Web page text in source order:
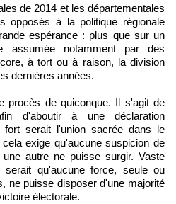
de 2014 et les départementales
opposés à la politique régionale
espérance : plus que sur un
assumée notamment par des
à tort ou à raison, la division
dernières années.
procès de quiconque. Il s'agit de
d'aboutir à une déclaration
serait l'union sacrée dans le
exige qu'aucune suspicion de
autre ne puisse surgir. Vaste
serait qu'aucune force, seule ou
ne puisse disposer d'une majorité
électorale.